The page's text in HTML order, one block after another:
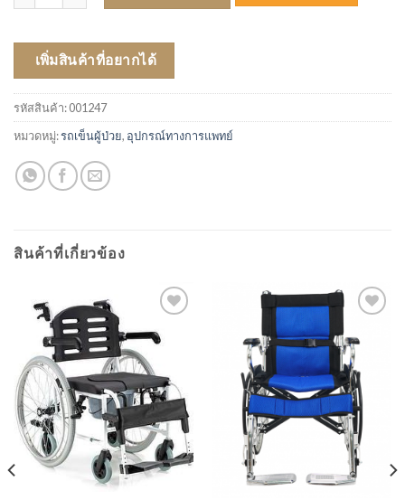
เพิ่มสินค้าที่อยากได้
รหัสสินค้า:001247
หมวดหมู่:รถเข็นผู้ป่วย, อุปกรณ์ทางการแพทย์
สินค้าที่เกี่ยวข้อง